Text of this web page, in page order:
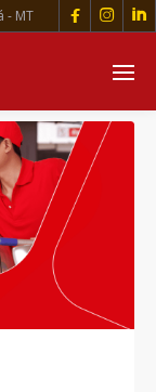
- MT   